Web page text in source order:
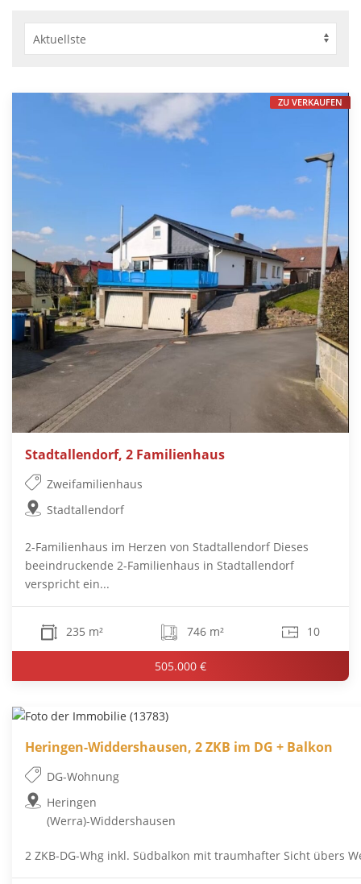
Stadtallendorf, 2 Familienhaus
Zweifamilienhaus
Stadtallendorf
2-Familienhaus im Herzen von Stadtallendorf Dieses
beeindruckende 2-Familienhaus in Stadtallendorf
verspricht ein...
235 m² 746 m² 10
505.000 €
ZU VERKAUFEN
Heringen-Widdershausen, 2 ZKB im DG + Balkon
DG-Wohnung
Heringen
(Werra)-Widdershausen
2 ZKB-DG-Whg inkl. Südbalkon mit traumhafter Sicht übers